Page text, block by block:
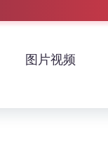
图片视频